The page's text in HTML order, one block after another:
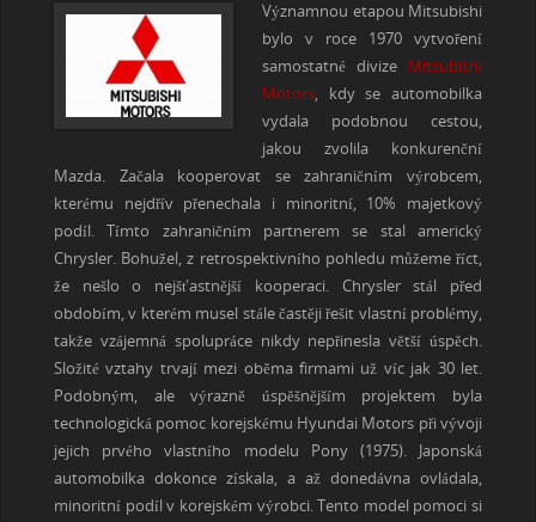
Významnou etapou Mitsubishi
bylo v roce 1970 vytvoření
samostatné divize Mitsubishi
Motors, kdy se automobilka
vydala podobnou cestou,
jakou zvolila konkurenční
Mazda. Začala kooperovat se zahraničním výrobcem,
kterému nejdřív přenechala i minoritní, 10% majetkový
podíl. Tímto zahraničním partnerem se stal americký
Chrysler. Bohužel, z retrospektivního pohledu můžeme říct,
že nešlo o nejšťastnější kooperaci. Chrysler stál před
obdobím, v kterém musel stále častěji řešit vlastní problémy,
takže vzájemná spolupráce nikdy nepřinesla větší úspěch.
Složité vztahy trvají mezi oběma firmami už víc jak 30 let.
Podobným, ale výrazně úspěšnějším projektem byla
technologická pomoc korejskému Hyundai Motors při vývoji
jejich prvého vlastního modelu Pony (1975). Japonská
automobilka dokonce získala, a až donedávna ovládala,
minoritní podíl v korejském výrobci. Tento model pomoci si